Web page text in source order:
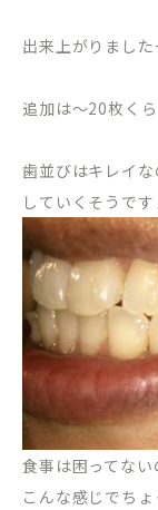
出来上がりました
追加は～20枚く
歯並びはキレイ
していくそうで
食事は困ってない
こんな感じでち